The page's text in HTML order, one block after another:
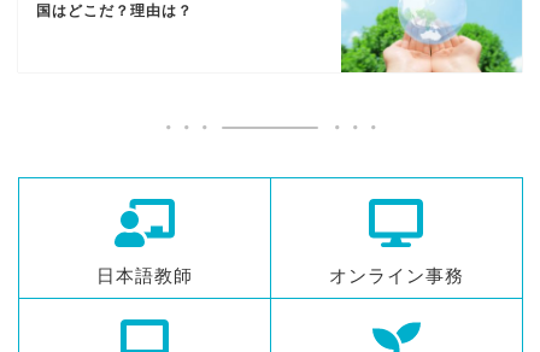
国はどこだ？理由は？
日本語教師 オンライン事務